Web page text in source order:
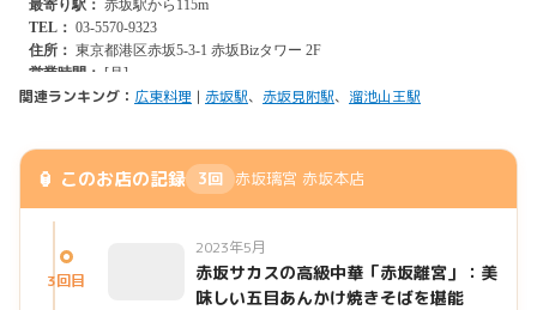
関連ランキング： 広東料理 | 赤坂駅、 赤坂見附駅、 溜池山王駅
🏮 このお店の記録 3回 赤坂璃宮 赤坂本店
3回目
2023年5月
赤坂サカスの高級中華「赤坂離宮」：美
味しい五目あんかけ焼きそばを堪能